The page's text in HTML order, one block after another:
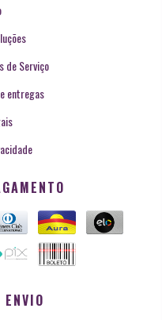
de Serviço
entregas